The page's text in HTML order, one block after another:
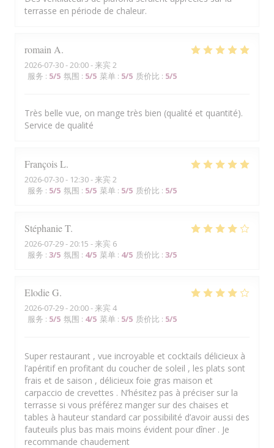
terrasse en période de chaleur.
romain A
2026-07-30- 20:00 - 来宾 2
服务 : 5/5 氛围 : 5/5 菜单 : 5/5 质价比 : 5/5
Très belle vue, on mange très bien (qualité et quantité).
Service de qualité
FrançoisL
2026-07-30- 12:30 - 来宾 2
服务 : 5/5 氛围 : 5/5 菜单 : 5/5 质价比 : 5/5
StéphanieT
2026-07-29- 20:15 - 来宾 6
服务 : 3/5 氛围 : 4/5 菜单 : 4/5 质价比 : 3/5
ElodieG
2026-07-29- 20:00 - 来宾 4
服务 : 5/5 氛围 : 4/5 菜单 : 5/5 质价比 : 5/5
Super restaurant , vue incroyable et cocktails délicieux à
l’apéritif en profitant du coucher de soleil , les plats sont
frais et de saison , délicieux foie gras maison et
carpaccio de crevettes . N’hésitez pas à préciser sur la
terrasse si vous préférez manger sur des chaises et
tables à hauteur standard car possibilité d’avoir aussi des
fauteuils plus bas mais moins évident pour dîner . Je
recommande chaudement